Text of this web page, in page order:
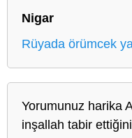
Nigar
Rüyada örümcek
Yorumunuz harika
inşallah tabir